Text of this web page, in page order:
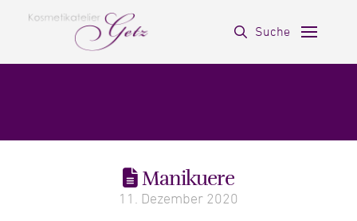
Suche
Manikuere
11. Dezember 2020